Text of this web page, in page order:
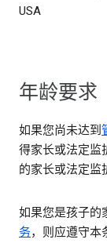
USA
年龄要求
如果您尚未达到
得家长或法定监
的家长或法定监
如果您是孩子的
务，则应遵守本